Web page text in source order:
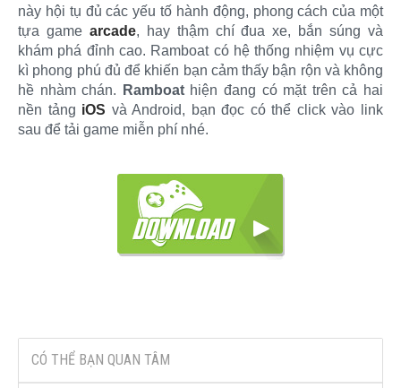
này hội tụ đủ các yếu tố hành động, phong cách của một
tựa game arcade, hay thậm chí đua xe, bắn súng và
khám phá đỉnh cao. Ramboat có hệ thống nhiệm vụ cực
kì phong phú đủ để khiến bạn cảm thấy bận rộn và không
hề nhàm chán.
Ramboathiện đang có mặt trên cả hai
nền tảng iOS và Android, bạn đọc có thể click vào link
sau để tải game miễn phí nhé.
CÓ THỂ BẠN QUAN TÂM